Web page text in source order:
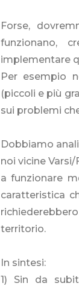
Forse,
funzionano,
implementare
Per esempio
(piccoli e più
sui problemi
Dobbiamo
noi vicine
a funzionare
caratteristica
territorio.
In sintesi:
1) Sin da